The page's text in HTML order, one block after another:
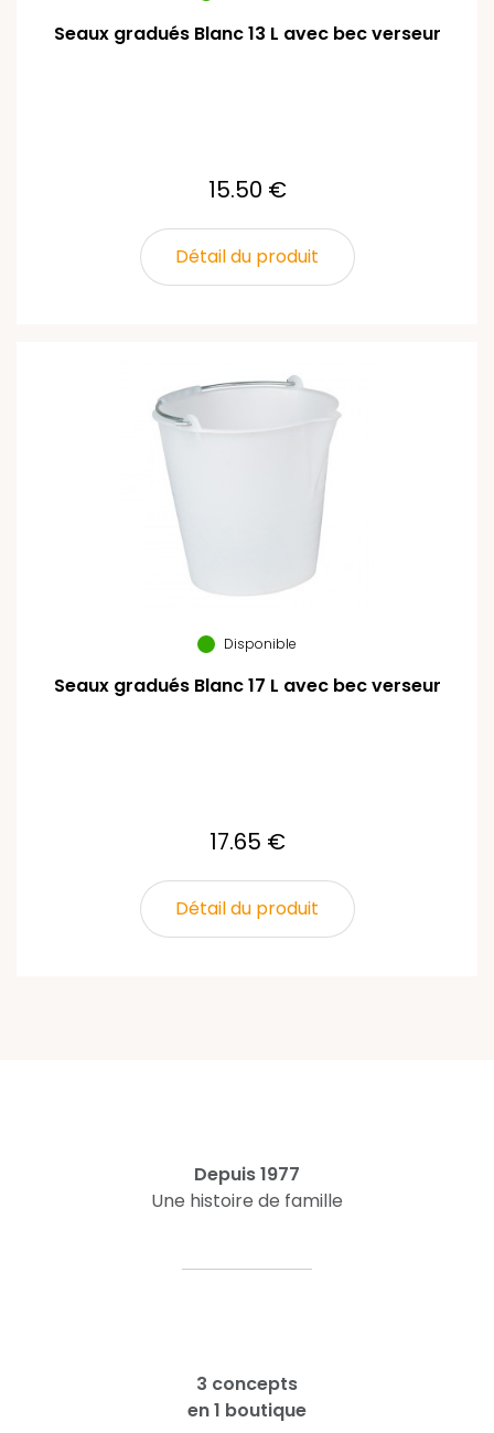
Seaux gradués Blanc 13 L avec bec verseur
15.50 €
Détail du produit
Disponible
Seaux gradués Blanc 17 L avec bec verseur
17.65 €
Détail du produit
Depuis 1977
Une histoire de famille
3 concepts
en 1 boutique